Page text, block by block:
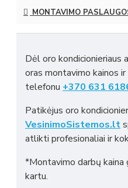
MONTAVIMO
Dėl oro kondicionieriaus
oras montavimo kainos
telefonu +370 631
Patikėjus oro
VesinimoSistemos.lt
atlikti profesionaliai ir
*Montavimo darbų kaina
kartu.